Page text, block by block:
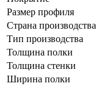
Размер профиля
Страна производства
Тип производства
Толщина полки
Толщина стенки
Ширина полки